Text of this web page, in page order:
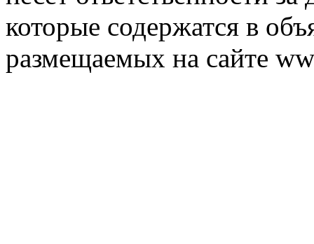
которые содержатся в
размещаемых на сайте